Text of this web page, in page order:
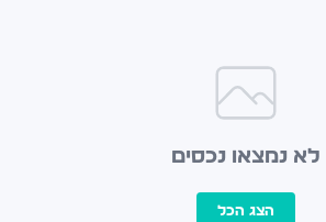
לא נמצאו נכסים
הצג הכל